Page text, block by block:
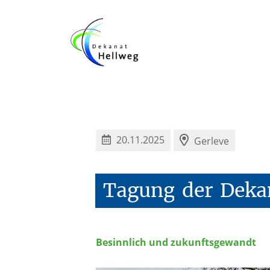
20.11.2025 Gerleve
Tagung der
Besinnlich und zukunftsgewandt